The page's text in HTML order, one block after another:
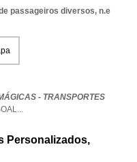
passageiros diversos, n.e
- TRANSPORTES
...
Personalizados,